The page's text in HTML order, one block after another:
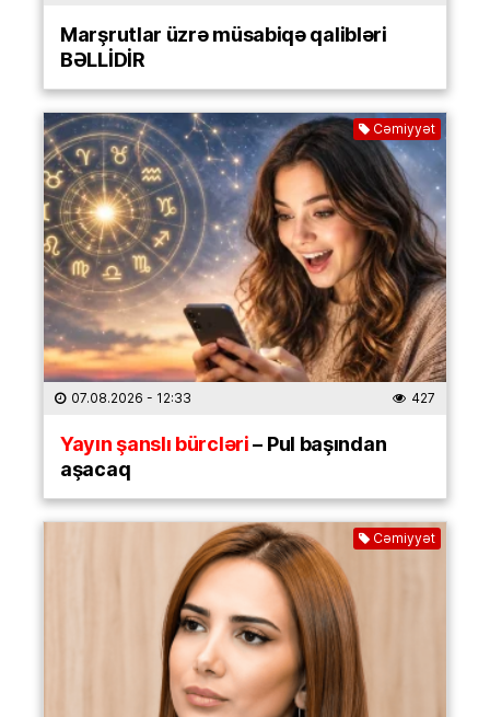
Marşrutlar üzrə müsabiqə qalibləri
BƏLLİDİR
Cəmiyyət
07.08.2026 - 12:33 427
Yayın şanslı bürcləri– Pul başından
aşacaq
Cəmiyyət